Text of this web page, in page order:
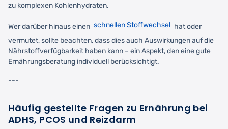
zu komplexen Kohlenhydraten.
Wer darüber hinaus einen schnellen Stoffwechsel hat oder
vermutet, sollte beachten, dass dies auch Auswirkungen auf die
Nährstoffverfügbarkeit haben kann – ein Aspekt, den eine gute
Ernährungsberatung individuell berücksichtigt.
---
Häufig gestellte Fragen zu Ernährung bei
ADHS, PCOS und Reizdarm